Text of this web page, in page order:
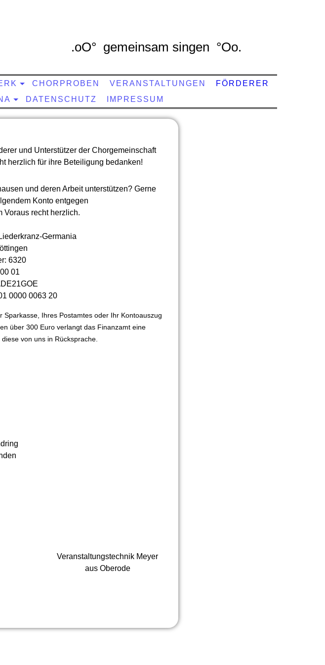
.oO° gemeinsam singen °Oo.
CHORPROBEN VERANSTALTUNGEN
FÖRDERER
DATENSCHUTZ IMPRESSUM
und Unterstützer der Chorgemeinschaft
herzlich für ihre Beteiligung bedanken!
und deren Arbeit unterstützen? Gerne
Konto entgegen
Voraus recht herzlich.
Germania
6320
01
0000 0063 20
Sparkasse, Ihres Postamtes oder Ihr Kontoauszug
über 300 Euro verlangt das Finanzamt eine
von uns in Rücksprache.
Veranstaltungstechnik Meyer
aus Oberode